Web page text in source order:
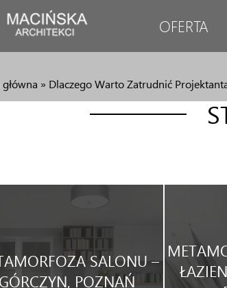
OFERTA
» Dlaczego Warto Zatrudnić
SALONU –
GÓRCZYN, POZNAŃ